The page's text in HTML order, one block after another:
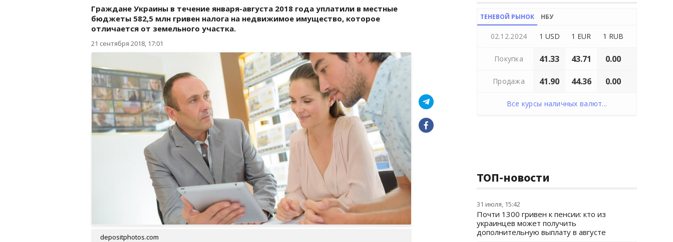
Граждане Украины в течение января-августа 2018 года уплатили в местные
бюджеты 582,5 млн гривен налога на недвижимое имущество, которое
отличается от земельного участка.
21 сентября 2018, 17:01
depositphotos.com
ТЕНЕВОЙ РЫНОК НБУ
02.12.2024 1 USD 1 EUR 1 RUB
Покупка 41.33 43.71 0.00
Продажа 41.90 44.36 0.00
Все курсы наличных валют...
ТОП-новости
31 июля, 15:42
Почти 1300 гривен к пенсии: кто из
украинцев может получить
дополнительную выплату в августе